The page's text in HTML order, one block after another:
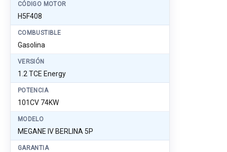
CÓDIGO MOTOR
H5F408
COMBUSTIBLE
Gasolina
VERSIÓN
1.2 TCE Energy
POTENCIA
101CV 74KW
MODELO
MEGANE IV BERLINA 5P
GARANTIA